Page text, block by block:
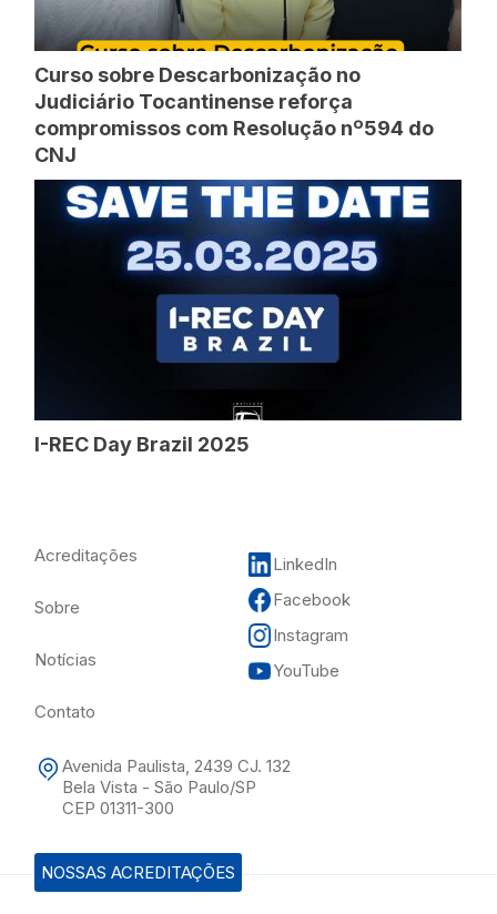
Curso sobre Descarbonização no
Judiciário Tocantinense reforça
compromissos com Resolução nº594 do
CNJ
I-REC Day Brazil 2025
Acreditações
Sobre
Notícias
Contato
Avenida Paulista, 2439 CJ. 132
Bela Vista - São Paulo/SP
CEP 01311-300
LinkedIn
Facebook
Instagram
YouTube
NOSSAS ACREDITAÇÕES